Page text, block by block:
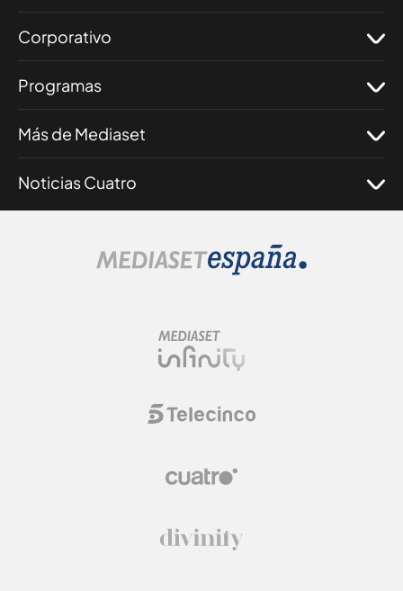
Corporativo
Programas
Más de Mediaset
Noticias Cuatro